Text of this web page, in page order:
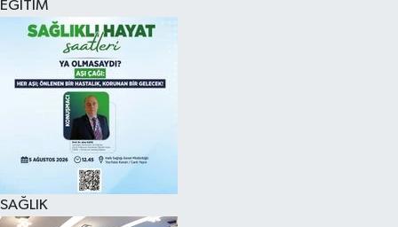
EĞİTİM
SAĞLIK
VİZYONDAKİLER
YAŞAM